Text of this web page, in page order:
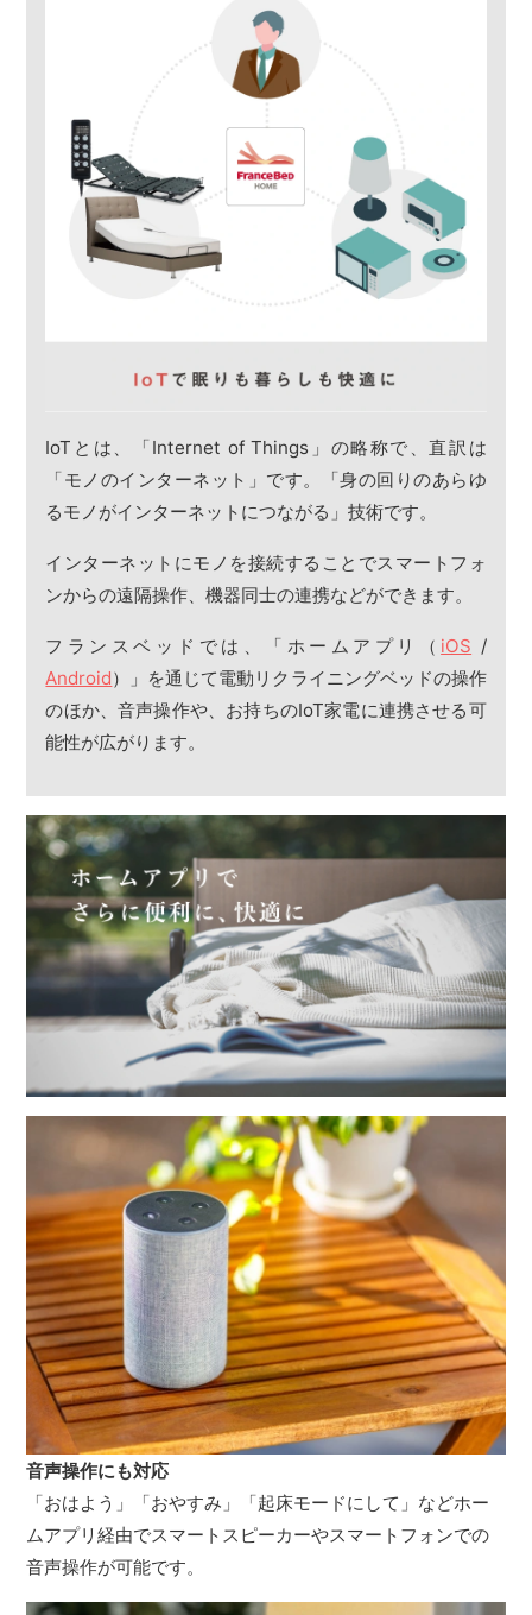
IoTとは、「Internet of Things」の略称で、直訳は
「モノのインターネット」です。「身の回りのあらゆ
るモノがインターネットにつながる」技術です。
インターネットにモノを接続することでスマートフォ
ンからの遠隔操作、機器同士の連携などができます。
フランスベッドでは、「ホームアプリ（ iOS /
Android）」を通じて電動リクライニングベッドの操作
のほか、音声操作や、お持ちのIoT家電に連携させる可
能性が広がります。
音声操作にも対応
「おはよう」「おやすみ」「起床モードにして」などホー
ムアプリ経由でスマートスピーカーやスマートフォンでの
音声操作が可能です。